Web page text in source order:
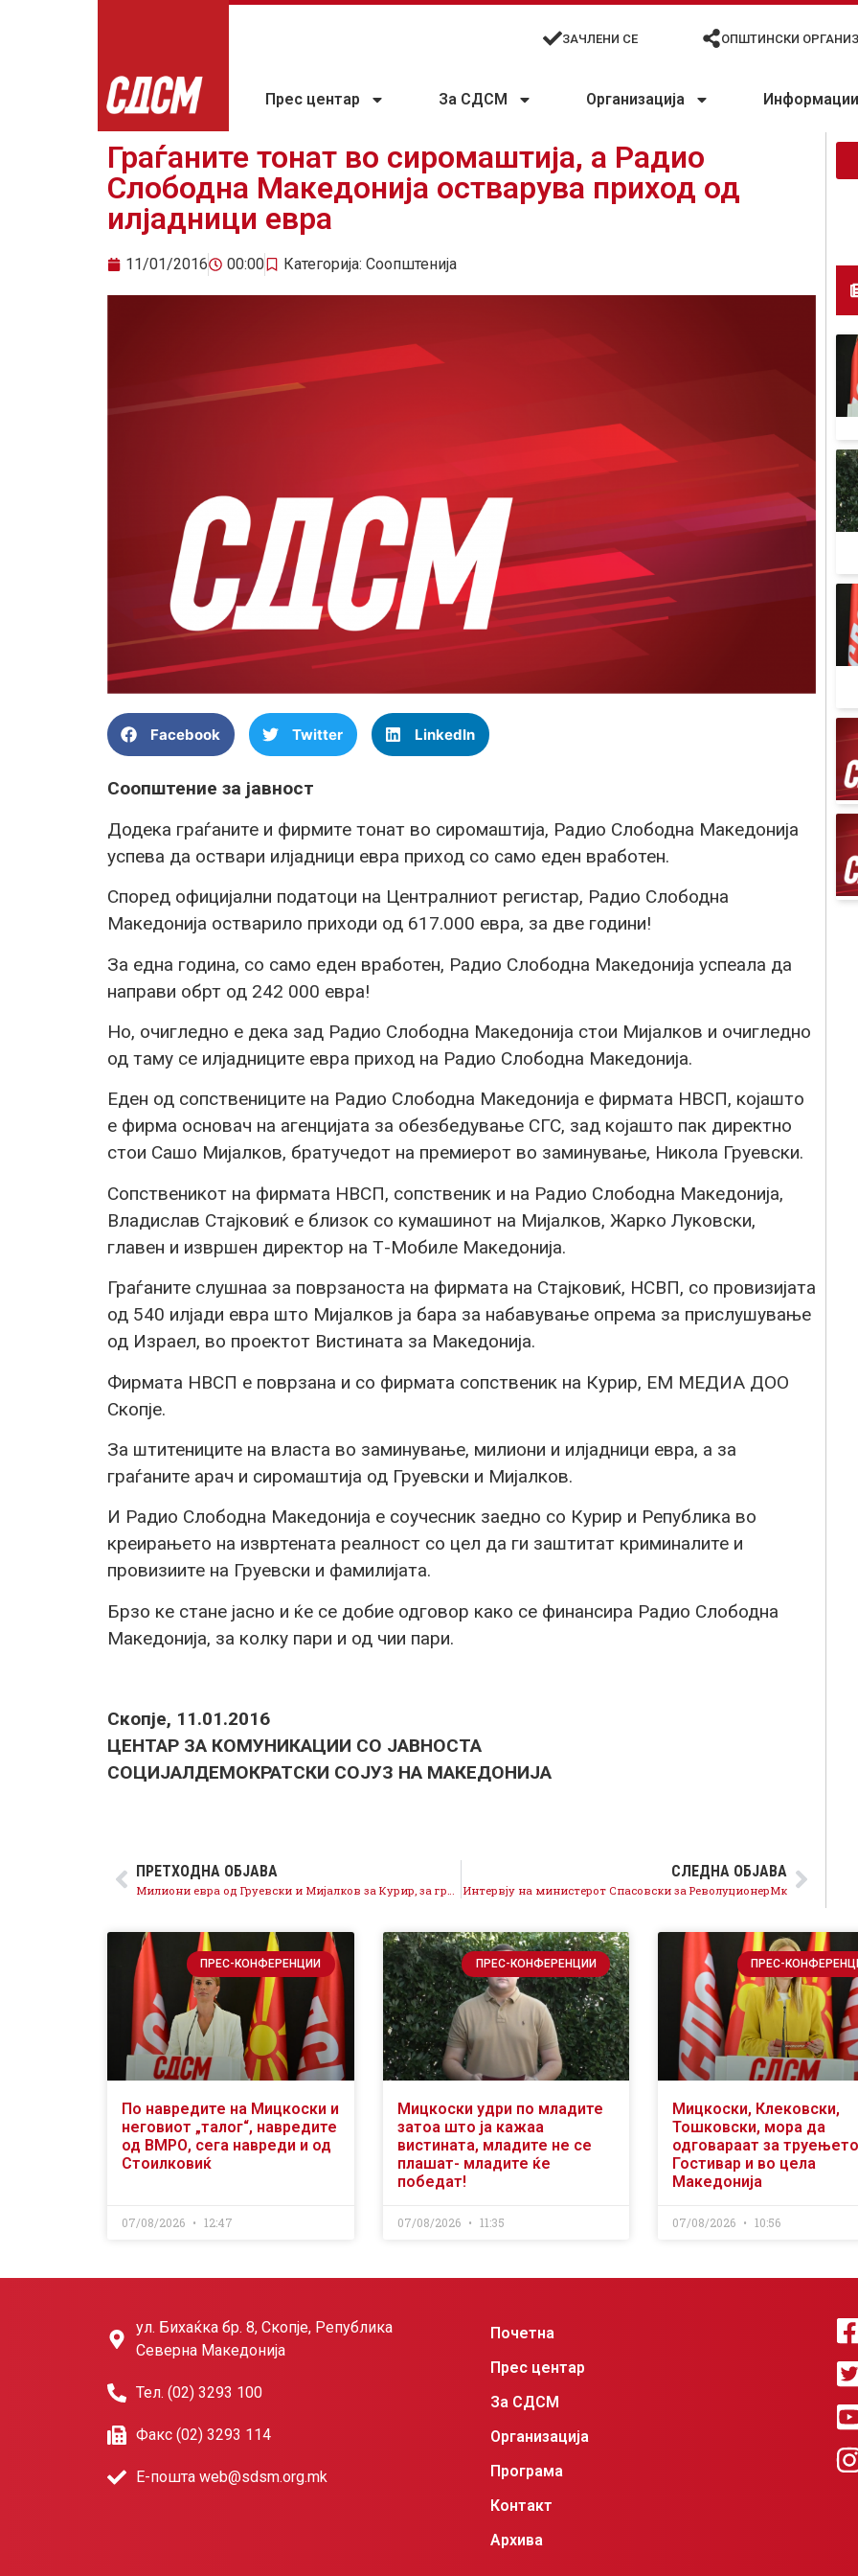
ЗАЧЛЕНИ СЕ ОПШТИНСКИ
Прес центар За СДСМ Организација Информации
Граѓаните тонат во сиромаштија, а Радио
Слободна Македонија остварува приход од
илјадници евра
11/01/2016 00:00 Категорија: Соопштенија
Facebook Twitter LinkedIn
Соопштение за јавност
Додека граѓаните и фирмите тонат во сиромаштија, Радио Слободна Македонија
успева да оствари илјадници евра приход со само еден вработен.
Според официјални податоци на Централниот регистар, Радио Слободна
Македонија остварило приходи од 617.000 евра, за две години!
За една година, со само еден вработен, Радио Слободна Македонија успеала да
направи обрт од 242 000 евра!
Но, очигледно е дека зад Радио Слободна Македонија стои Мијалков и очигледно
од таму се илјадниците евра приход на Радио Слободна Македонија.
Еден од сопствениците на Радио Слободна Македонија е фирмата НВСП, којашто
е фирма основач на агенцијата за обезбедување СГС, зад којашто пак директно
стои Сашо Мијалков, братучедот на премиерот во заминување, Никола Груевски.
Сопственикот на фирмата НВСП, сопственик и на Радио Слободна Македонија,
Владислав Стајковиќ е близок со кумашинот на Мијалков, Жарко Луковски,
главен и извршен директор на Т-Мобиле Македонија.
Граѓаните слушнаа за поврзаноста на фирмата на Стајковиќ, НСВП, со провизијата
од 540 илјади евра што Мијалков ја бара за набавување опрема за прислушување
од Израел, во проектот Вистината за Македонија.
Фирмата НВСП е поврзана и со фирмата сопственик на Курир, ЕМ МЕДИА ДОО
Скопје.
За штитениците на власта во заминување, милиони и илјадници евра, а за
граѓаните арач и сиромаштија од Груевски и Мијалков.
И Радио Слободна Македонија е соучесник заедно со Курир и Република во
креирањето на извртената реалност со цел да ги заштитат криминалите и
провизиите на Груевски и фамилијата.
Брзо ке стане јасно и ќе се добие одговор како се финансира Радио Слободна
Македонија, за колку пари и од чии пари.
Скопје, 11.01.2016
ЦЕНТАР ЗА КОМУНИКАЦИИ СО ЈАВНОСТА
СОЦИЈАЛДЕМОКРАТСКИ СОЈУЗ НА МАКЕДОНИЈА
ПРЕТХОДНА ОБЈАВА
Милиони евра од Груевски и Мијалков за Курир, за граѓаните сиромаштија
СЛЕДНА ОБЈАВА
Интервју на министерот Спасовски за РеволуционерМк
ПРЕС-КОНФЕРЕНЦИИ
По навредите на Мицкоски и
неговиот „талог“, навредите
од ВМРО, сега навреди и од
Стоилковиќ
07/08/2026 12:47
ПРЕС-КОНФЕРЕНЦИИ
Мицкоски удри по младите
затоа што ја кажаа
вистината, младите не се
плашат- младите ќе
победат!
07/08/2026 11:35
ПРЕС-
Мицкоски, Клековски,
Тошковски, мора да
одговараат за
Гостивар и во цела
Македонија
07/08/2026 10:56
ул. Бихаќка бр. 8, Скопје, Република
Северна Македонија
Тел. (02) 3293 100
Факс (02) 3293 114
Е-пошта web@sdsm.org.mk
Почетна
Прес центар
За СДСМ
Организација
Програма
Контакт
Архива